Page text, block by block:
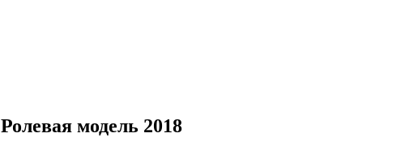
Ролевая модель 2018